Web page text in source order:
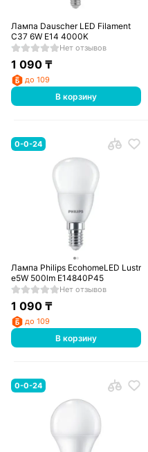
Лампа Dauscher LED Filament
C37 6W E14 4000K
Нет отзывов
1 090₸
до 109
В корзину
0-0-24
Лампа Philips EcohomeLED Lustr
e5W 500lm E14840P45
Нет отзывов
1 090₸
до 109
В корзину
0-0-24